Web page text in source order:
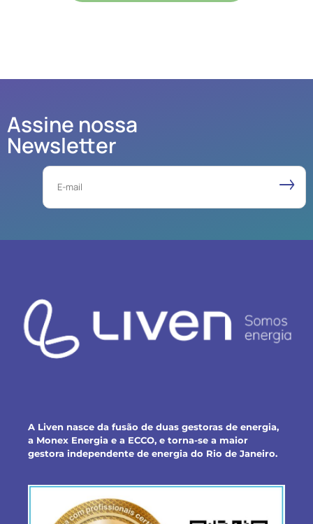
Assine nossa
Newsletter
Email
A Liven nasce da fusão de duas gestoras de energia,
a Monex Energia e a ECCO, e torna-se a maior
gestora independente de energia do Rio de Janeiro.